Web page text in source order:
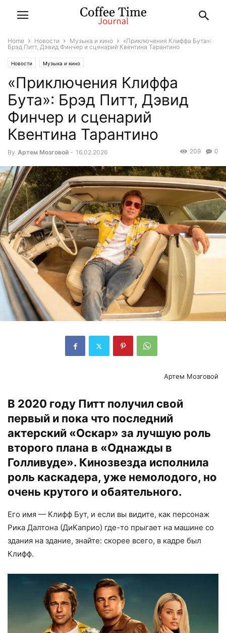
Home Новости Музыка и кино
«Приключения Клиффа Бута»:
Брэд Питт, Дэвид Финчер и сценарий Квентина Тарантино
Новости Музыка и кино
«Приключения Клиффа
Бута»: Брэд Питт, Дэвид
Финчер и сценарий
Квентина Тарантино
By Артем Мозговой - 16.02.2026 0
209
Артем Мозговой
В 2020 году Питт получил свой
первый и пока что последний
актерский «Оскар» за лучшую роль
второго плана в «Однажды в
Голливуде». Кинозвезда исполнила
роль каскадера, уже немолодого, но
очень крутого и обаятельного.
Его имя — Клифф Бут, и если вы видите, как персонаж
Рика Далтона (ДиКаприо) где-то прыгает на машине со
здания на здание, знайте: скорее всего, в кадре был
Клифф.